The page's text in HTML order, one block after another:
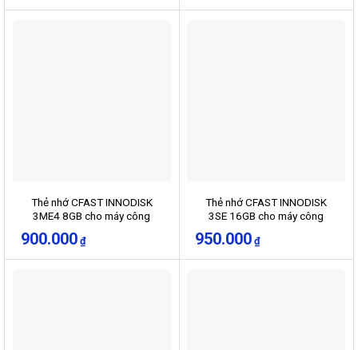
Thẻ nhớ CFAST INNODISK
3ME4 8GB cho máy công
900.000 ₫
Thẻ nhớ CFAST INNODISK
3SE 16GB cho máy công
950.000 ₫